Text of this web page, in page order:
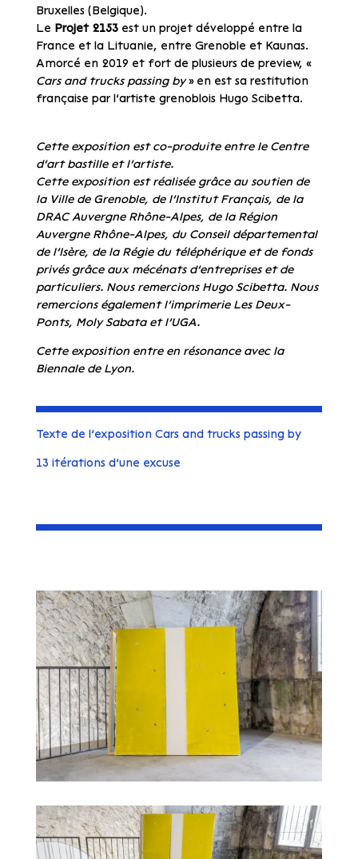
Bruxelles (Belgique).
Le Projet 2153est un projet développé entre la
France et la Lituanie, entre Grenoble et Kaunas.
Amorcé en 2019 et fort de plusieurs de preview, «
Cars and trucks passing by» en est sa restitution
française par l’artiste grenoblois Hugo Scibetta.
Cette exposition est co-produite entre le Centre
d’art bastille et l’artiste.
Cette exposition est réalisée grâce au soutien de
la Ville de Grenoble, de l’Institut Français, de la
DRAC Auvergne Rhône-Alpes, de la Région
Auvergne Rhône-Alpes, du Conseil départemental
de l’Isère, de la Régie du téléphérique et de fonds
privés grâce aux mécénats d’entreprises et de
particuliers. Nous remercions Hugo Scibetta. Nous
remercions également l’imprimerie Les Deux-
Ponts, Moly Sabata et l’UGA.
Cette exposition entre en résonance avec la
Biennale de Lyon.
Texte de l’exposition Cars and trucks passing by
13 itérations d’une excuse